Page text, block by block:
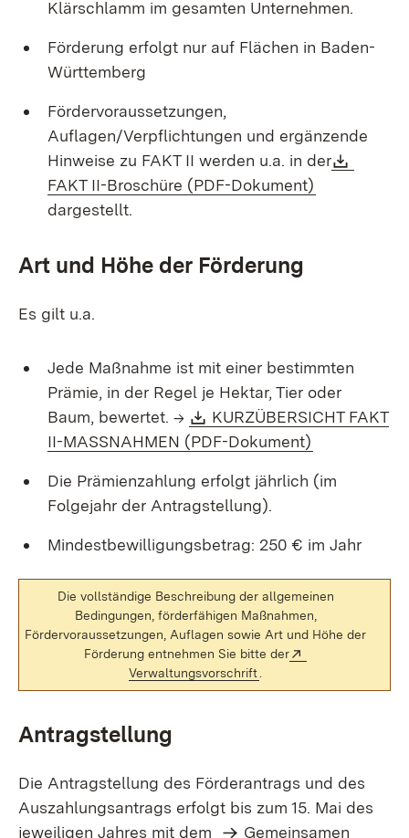
Klärschlamm im gesamten Unternehmen.
Förderung erfolgt nur auf Flächen in Baden-
Württemberg
Fördervoraussetzungen,
Auflagen/Verpflichtungen und ergänzende
Hinweise zu FAKT II werden u.a. in der
FAKT II-Broschüre (PDF-Dokument)
dargestellt.
Art und Höhe der Förderung
Es gilt u.a.
Jede Maßnahme ist mit einer bestimmten
Prämie, in der Regel je Hektar, Tier oder
Baum, bewertet. →
Download:
KURZÜBERSICHT FAKT
II-MASSNAHMEN (PDF-Dokument)
Die Prämienzahlung erfolgt jährlich (im
Folgejahr der Antragstellung).
Mindestbewilligungsbetrag: 250 € im Jahr
Die vollständige Beschreibung der allgemeinen
Bedingungen, förderfähigen Maßnahmen,
Fördervoraussetzungen, Auflagen sowie Art und Höhe der
Förderung entnehmen Sie bitte der
Verwaltungsvorschrift
Antragstellung
Die Antragstellung des Förderantrags und des
Auszahlungsantrags erfolgt bis zum 15. Mai des
jeweiligen Jahres mit dem
Gemeinsamen